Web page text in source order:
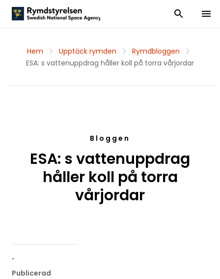
Visa och dölj
Visa
Hem Upptäck rymden
Rymdbloggen
ESA: s vattenuppdrag håller koll på torra vårjordar
Bloggen
ESA: s vattenuppdrag
håller koll på torra
vårjordar
´
Publicerad